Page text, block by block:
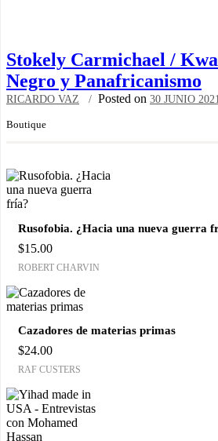
Stokely Carmichael /
Negro y Panafricanismo
RICARDO VAZ Posted on 30 JUNIO
Boutique
Rusofobia. ¿Hacia una nueva guerra
$15.00
ROBERT CHARVIN
Cazadores de materias primas
$24.00
RAF CUSTERS